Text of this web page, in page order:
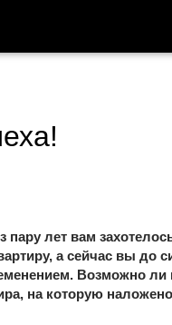
лет вам
а сейчас вы до
Возможно ли
на которую